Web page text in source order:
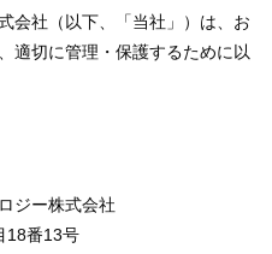
会社（以下、「当社」）は、お
適切に管理・保護するために以
ジー株式会社
18番13号